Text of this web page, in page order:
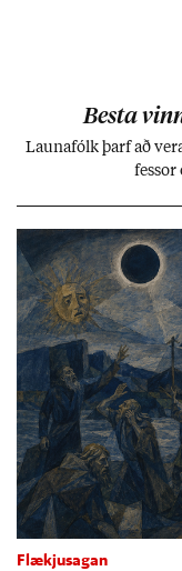
Besta
Launa­fólk þarf að
Flækjusagan